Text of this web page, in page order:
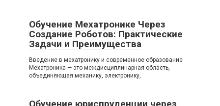
Обучение Мехатронике Через
Создание Роботов: Практические
Задачи и Преимущества
Введение в мехатронику и современное образование
Мехатроника — это междисциплинарная область,
объединяющая механику, электронику,
Обучение юриспруденции через